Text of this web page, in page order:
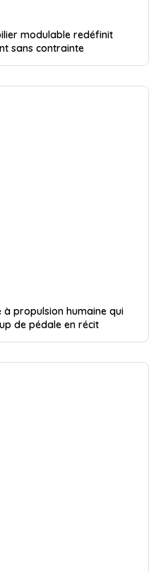
modulable redéfinit
sans contrainte
à propulsion humaine qui
de pédale en récit